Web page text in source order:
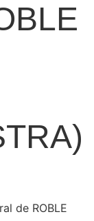
de ROBLE